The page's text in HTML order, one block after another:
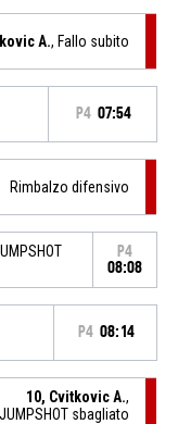
A., Fallo subito
P4 07:54
Rimbalzo difensivo
P4
08:08
P4 08:14
10, Cvitkovic A.,
sbagliato